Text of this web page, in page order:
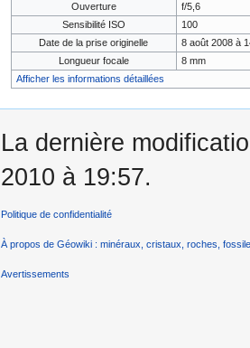
Ouverture
f/5,6
Sensibilité ISO
100
Date de la prise originelle
8 août 2008 à
Longueur focale
8 mm
Afficher les informations détaillées
La dernière
2010 à 19:57.
Politique de confidentialité
À propos de Géowiki : minéraux, cristaux, roches,
Avertissements